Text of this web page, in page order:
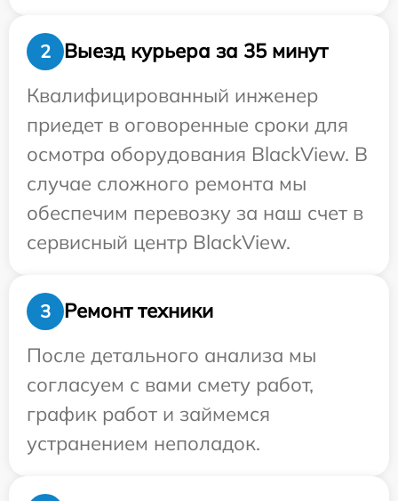
2
Выезд курьера за 35 минут
Квалифицированный инженер
приедет в оговоренные сроки для
осмотра оборудования BlackView. В
случае сложного ремонта мы
обеспечим перевозку за наш счет в
сервисный центр BlackView.
3
Ремонт техники
После детального анализа мы
согласуем с вами смету работ,
график работ и займемся
устранением неполадок.